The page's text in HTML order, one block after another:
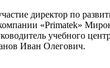
директор по
«Primatek»
учебного
Иван Олегович.